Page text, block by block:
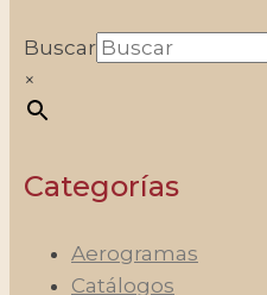
Buscar
×
Categorías
Aerogramas
Catálogos